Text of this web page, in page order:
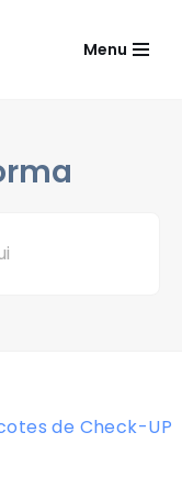
Menu
de Check-UP